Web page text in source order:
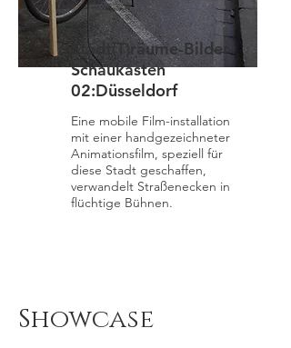
Stadt(T)räume-Bilder-
Schaukasten
02:Düsseldorf
Eine mobile Film-installation
mit einer handgezeichneter
Animationsfilm, speziell für
diese Stadt geschaffen,
verwandelt Straßenecken in
flüchtige Bühnen.
Showcase